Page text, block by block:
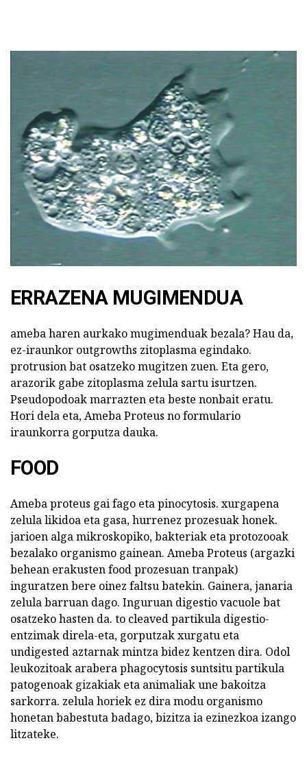
ERRAZENA MUGIMENDUA
ameba haren aurkako mugimenduak bezala? Hau da,
ez-iraunkor outgrowths zitoplasma egindako.
protrusion bat osatzeko mugitzen zuen. Eta gero,
arazorik gabe zitoplasma zelula sartu isurtzen.
Pseudopodoak marrazten eta beste nonbait eratu.
Hori dela eta, Ameba Proteus no formulario
iraunkorra gorputza dauka.
FOOD
Ameba proteus gai fago eta pinocytosis. xurgapena
zelula likidoa eta gasa, hurrenez prozesuak honek.
jarioen alga mikroskopiko, bakteriak eta protozooak
bezalako organismo gainean. Ameba Proteus (argazki
behean erakusten food prozesuan tranpak)
inguratzen bere oinez faltsu batekin. Gainera, janaria
zelula barruan dago. Inguruan digestio vacuole bat
osatzeko hasten da. to cleaved partikula digestio-
entzimak direla-eta, gorputzak xurgatu eta
undigested aztarnak mintza bidez kentzen dira. Odol
leukozitoak arabera phagocytosis suntsitu partikula
patogenoak gizakiak eta animaliak une bakoitza
sarkorra. zelula horiek ez dira modu organismo
honetan babestuta badago, bizitza ia ezinezkoa izango
litzateke.